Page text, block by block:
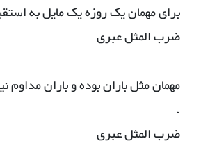
برای مهمان یک روزه یک مایل به
ضرب المثل عبری
مهمان مثل باران بوده و باران
.
ضرب المثل عبری